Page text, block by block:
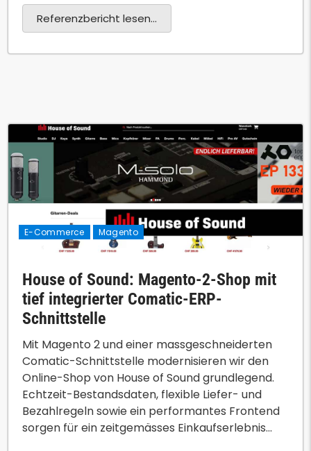
Referenzbericht lesen...
E-Commerce Magento
House of Sound: Magento-2-Shop mit
tief integrierter Comatic-ERP-
Schnittstelle
Mit Magento 2 und einer massgeschneiderten
Comatic-Schnittstelle modernisieren wir den
Online-Shop von House of Sound grundlegend.
Echtzeit-Bestandsdaten, flexible Liefer- und
Bezahlregeln sowie ein performantes Frontend
sorgen für ein zeitgemässes Einkaufserlebnis...